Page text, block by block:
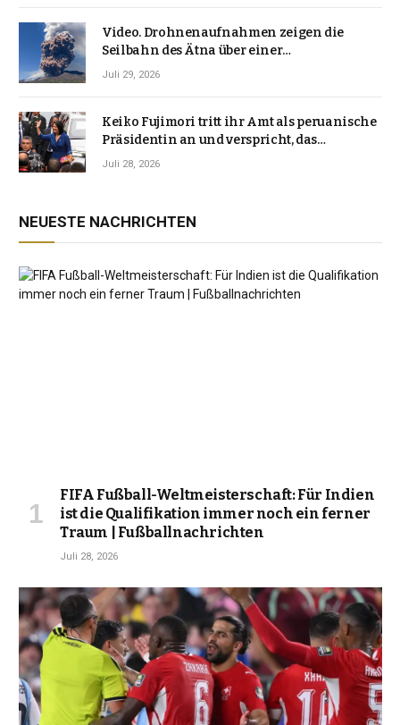
Video. Drohnenaufnahmen zeigen die
Seilbahn des Ätna über einer
Vulkanlandschaft
Juli 29, 2026
Keiko Fujimori tritt ihr Amt als peruanische
Präsidentin an und verspricht, das
Jahrzehnt der Instabilität zu beenden
Juli 28, 2026
NEUESTE NACHRICHTEN
FIFA Fußball-Weltmeisterschaft: Für Indien
ist die Qualifikation immer noch ein ferner
Traum | Fußballnachrichten
Juli 28, 2026